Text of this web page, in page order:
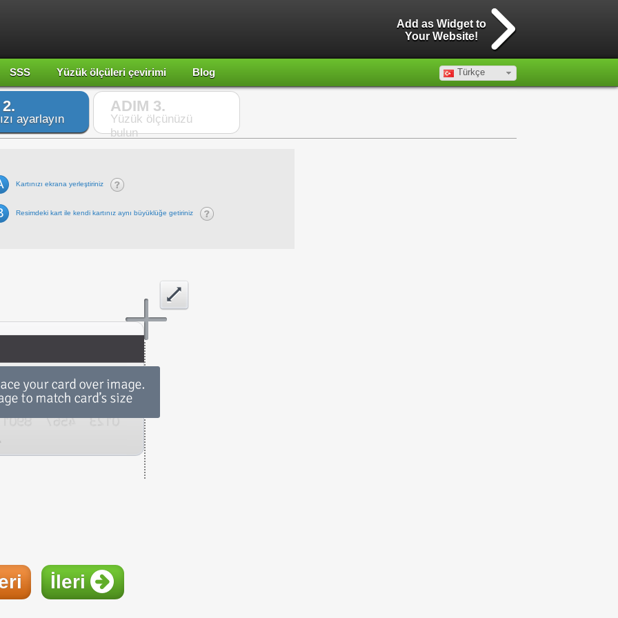
Add as Widget to
Your Website!
SSS Yüzük ölçüleri çevirimi Blog Türkçe
ayarlayın
ADIM 3.
Yüzük ölçünüzü
bulun
Kartınızı ekrana yerleştiriniz
Resimdeki kart ile kendi kartınız aynı büyüklüğe getiriniz
İleri